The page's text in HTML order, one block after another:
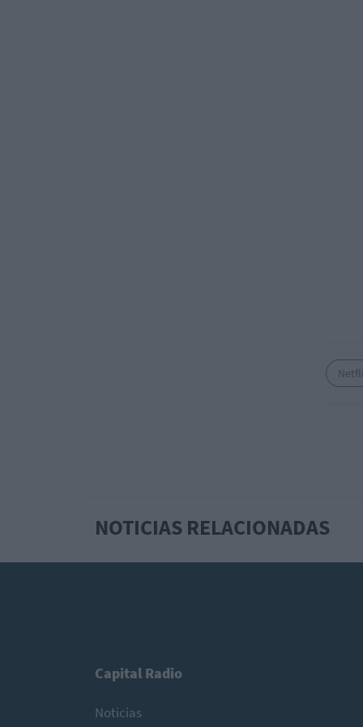
NOTICIAS RELACIONADAS
Capital Radio
Noticias